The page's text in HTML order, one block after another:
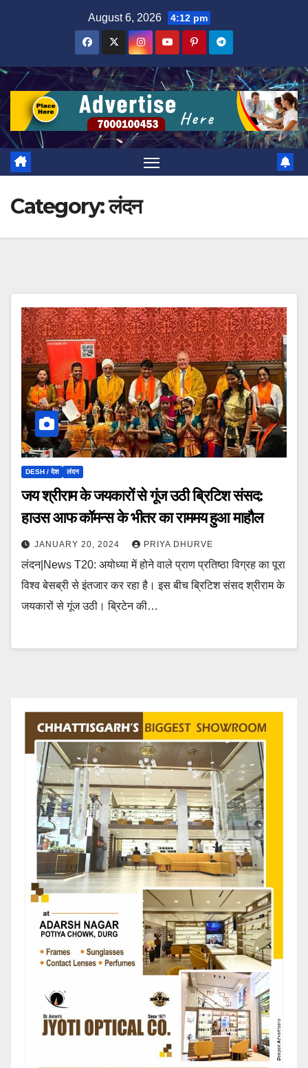
August 6, 2026 4:12 pm
Category:लंदन
DESH / देश लंदन
जय श्रीराम के जयकारों से गूंज उठी ब्रिटिश संसद:
हाउस आफ कॉमन्स के भीतर का राममय हुआ माहौल
JANUARY 20, 2024 PRIYA DHURVE
लंदन|News T20: अयोध्या में होने वाले प्राण प्रतिष्ठा विग्रह का पूरा
विश्व बेसब्री से इंतजार कर रहा है। इस बीच ब्रिटिश संसद श्रीराम के
जयकारों से गूंज उठी। ब्रिटेन की…